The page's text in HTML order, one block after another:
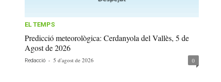
EL TEMPS
Predicció meteorològica: Cerdanyola del Vallès, 5 de
Agost de 2026
Redacció - 5 d'agost de 2026 0